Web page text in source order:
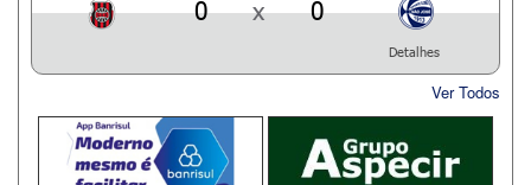
0 x 0
Detalhes
Ver Todos